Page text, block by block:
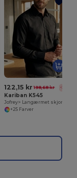
122,15 kr 198,68 kr -39%
Kariban K545
Jofrey> Langærmet skjorte
+25 Farver